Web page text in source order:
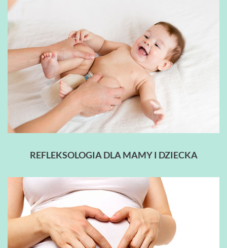
REFLEKSOLOGIA DLA MAMY I DZIECKA